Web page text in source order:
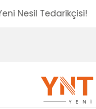
Yeni Nesil Tedarikçisi!